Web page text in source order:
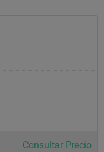
Consultar Precio